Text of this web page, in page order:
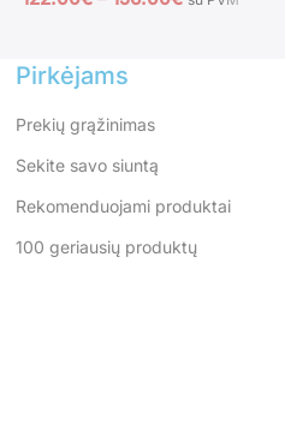
Pirkėjams
Prekių grąžinimas
Sekite savo siuntą
Rekomenduojami produktai
100 geriausių produktų